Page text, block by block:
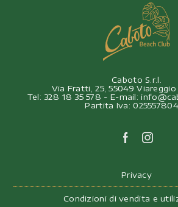
Caboto S.r.l.
Via Fratti, 25, 55049 Viareggio
Tel: 328 18 35 578 - E-mail:
Partita Iva:
Privacy
Condizioni di vendita e